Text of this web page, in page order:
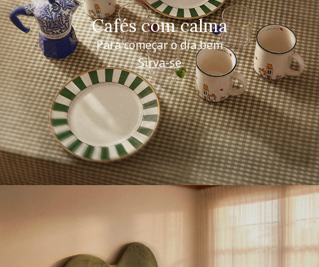
Cafés com calma
Para começar o dia bem
Sirva-se